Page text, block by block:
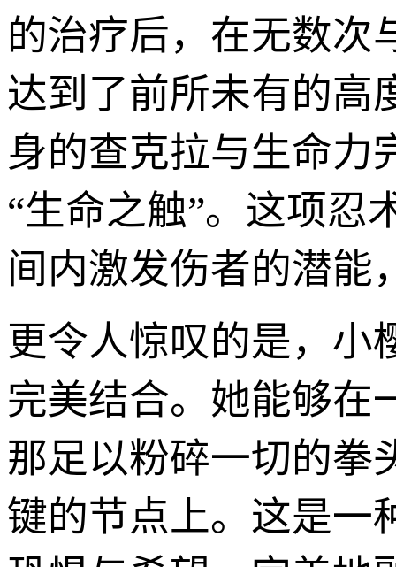
的治疗后，在无数次
达到了前所未有的高
身的查克拉与生命
“生命之触”。这项忍
间内激发伤者的潜能
更令人惊叹的是，小
完美结合。她能够在
那足以粉碎一切的拳
键的节点上。这是一